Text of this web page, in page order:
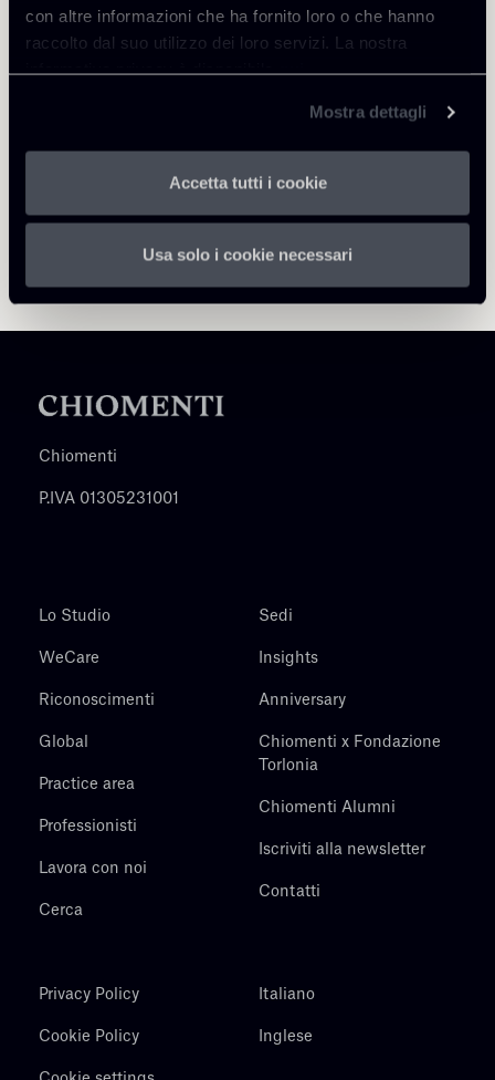
con altre informazioni che ha fornito loro o che hanno
raccolto dal suo utilizzo dei loro servizi. La nostra
informativa privacy è disponibilequi.
Mostra dettagli
Accetta tutti i cookie
Usa solo i cookie necessari
Chiomenti
P.IVA 01305231001
Lo Studio
WeCare
Riconoscimenti
Global
Practice area
Professionisti
Lavora con noi
Cerca
Sedi
Insights
Anniversary
Chiomenti x Fondazione
Torlonia
Chiomenti Alumni
Iscriviti alla newsletter
Contatti
Privacy Policy
Cookie Policy
Italiano
Inglese